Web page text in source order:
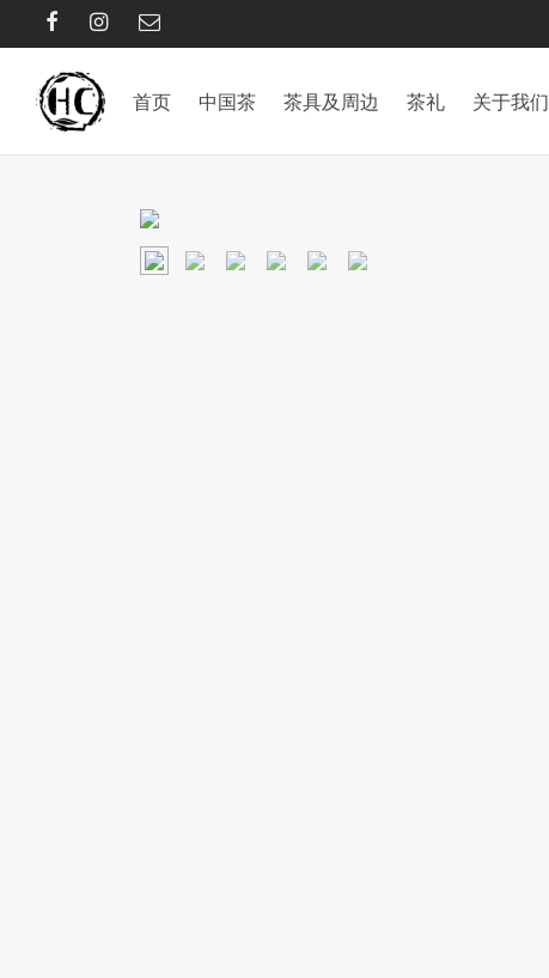
首页 中国茶 茶具及周边 茶礼 关于我们